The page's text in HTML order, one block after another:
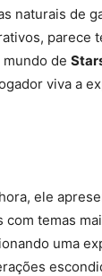
naturais de
parece
de
viva a
ele
temas
uma